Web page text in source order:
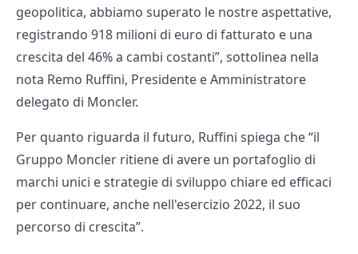
geopolitica, abbiamo superato le nostre aspettative,
registrando 918 milioni di euro di fatturato e una
crescita del 46% a cambi costanti”, sottolinea nella
nota Remo Ruffini, Presidente e Amministratore
delegato di Moncler.
Per quanto riguarda il futuro, Ruffini spiega che “il
Gruppo Moncler ritiene di avere un portafoglio di
marchi unici e strategie di sviluppo chiare ed efficaci
per continuare, anche nell'esercizio 2022, il suo
percorso di crescita”.